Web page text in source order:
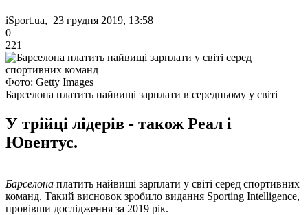
iSport.ua, 23 грудня 2019, 13:58
0
221
Фото: Getty Images
Барселона платить найвищі зарплати в середньому у світі
У трійці лідерів - також Реал і
Ювентус.
Барселона платить найвищі зарплати у світі серед спортивних
команд. Такий висновок зробило видання Sporting Intelligence,
провівши дослідження за 2019 рік.